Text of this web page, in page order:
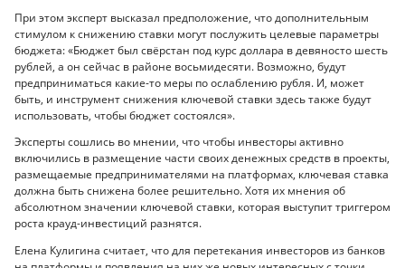
При этом эксперт высказал предположение, что дополнительным
стимулом к снижению ставки могут послужить целевые параметры
бюджета: «Бюджет был свёрстан под курс доллара в девяносто шесть
рублей, а он сейчас в районе восьмидесяти. Возможно, будут
предприниматься какие-то меры по ослаблению рубля. И, может
быть, и инструмент снижения ключевой ставки здесь также будут
использовать, чтобы бюджет состоялся».
Эксперты сошлись во мнении, что чтобы инвесторы активно
включились в размещение части своих денежных средств в проекты,
размещаемые предпринимателями на платформах, ключевая ставка
должна быть снижена более решительно. Хотя их мнения об
абсолютном значении ключевой ставки, которая выступит триггером
роста крауд-инвестиций разнятся.
Елена Кулигина считает, что для перетекания инвесторов из банков